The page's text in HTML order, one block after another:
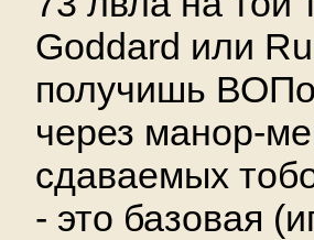
Goddard или
получишь
через манор-
сдаваемых
- это базовая